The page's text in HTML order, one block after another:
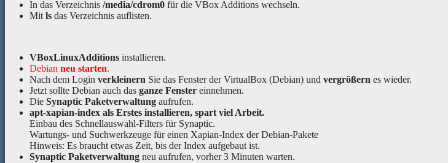
In das Verzeichnis /media/cdrom0 für die VBox Additions wechseln.
Mitls das Verzeichnis auflisten.
VBoxLinuxAdditions installieren.
Debian neu starten.
Nach dem Login verkleinern Sie das Fenster der VirtualBox (Debian) und vergrößern es wieder.
Jetzt sollte Debian auch das ganze Fenster einnehmen.
Die Synaptic Paketverwaltung aufrufen.
apt-xapian-index als Erstes installieren, spart viel Arbeit.
Einbau des Schnellauswahl-Filters für Synaptic.
Wartungs- und Suchwerkzeuge für einen Xapian-Index der Debian-Pakete
Hinweis: Es braucht etwas Zeit, bis der Index aufgebaut ist.
Synaptic Paketverwaltung neu aufrufen, vorher 3 Minuten warten.